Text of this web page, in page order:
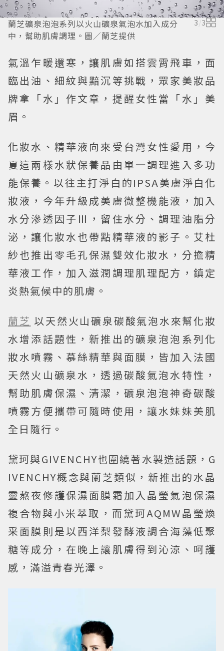
蘭芝礦泉泡泡系列以火山礦泉氣泡水加入成分
中，幫助肌膚調理。圖／蘭芝提供
3/3
氣溫乍暖還寒，讓肌膚如搭雲霄飛車，面
臨出油、細紋與黯沉等挑戰，眾家美妝品
牌拿「水」作文章，提醒女性當「水」美
眉。
化妝水、精華液向來受台灣女性愛用，今
夏這兩樣水狀保養品由單一調理進入多功
能保養。以往主打淨白的IPSA美膚淨白化
妝液，今年升級成美膚微整機能液，加入
水分滲透因子Ⅲ，留住水分、調理油脂分
泌，讓化妝水也帶點精華液的影子。艾杜
紗也推出零毛孔保濕雙效化妝水，分擔精
華液工作，加入滋潤調理肌理配方，鎮定
炎熱氣候中的肌膚。
蘭芝 以天然火山礦泉碳酸氣泡水來幫化妝
水增添話題性，新推出的礦泉泡泡系列化
妝水噴霧、慕絲精華與面膜，皆加入法國
天然火山礦泉水，透過碳酸氣泡水特性，
幫助肌膚保濕、清潔，礦泉泡泡神奇碳酸
噴霧方便攜帶可隨時使用，讓水妹妹美肌
全日隨行。
黛珂與GIVENCHY也圍繞著水製造話題，G
IVENCHY概念與蘭芝類似，新推出的水晶
靈熬夜修護保濕面膜霜加入晶瑩氣泡保濕
複合物與小米萃取，而黛珂AQMW晶瑩煥
采面膜則是以西洋梨發酵液調合海藻低聚
糖等成分，在晚上讓肌膚得到沁涼、呵護
感，滿溢青春光澤。